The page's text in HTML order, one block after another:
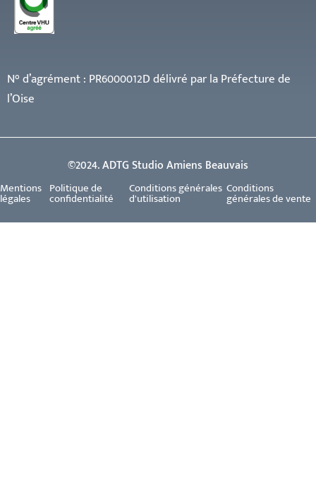
N° d’agrément : PR6000012D délivré par la Préfecture de
l’Oise
©2024. ADTG Studio Amiens Beauvais
Mentions
légales
Politique de
confidentialité
Conditions générales
d'utilisation
Conditions
générales de vente